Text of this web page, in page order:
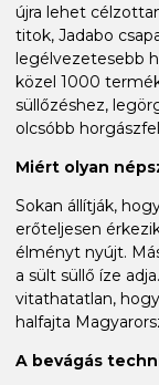
újra lehet
titok, Jadabo
legélvezetesebb
közel 1000
süllőzéshez,
olcsóbb
Miért olyan
Sokan állítják,
erőteljesen
élményt nyújt.
a sült süllő íze
vitathatatlan,
halfajta
A bevágás